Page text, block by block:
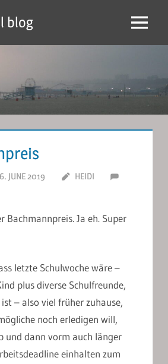
blog Menu
JUNE 2019
HEIDI
Bachmannpreis. Ja eh. Super
letzte Schulwoche wäre –
plus diverse Schulfreunde,
– also viel früher zuhause,
noch erledigen will,
und dann vorm auch länger
einhalten zum